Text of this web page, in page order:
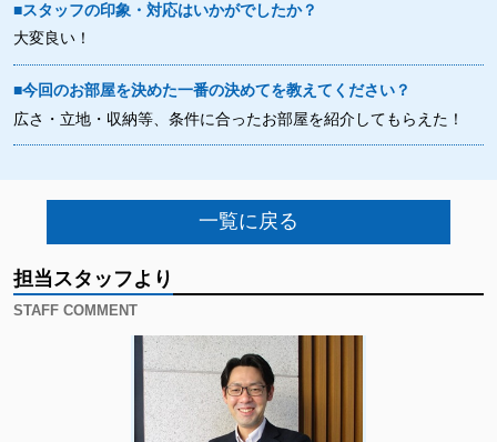
■スタッフの印象・対応はいかがでしたか？
大変良い！
■今回のお部屋を決めた一番の決めてを教えてください？
広さ・立地・収納等、条件に合ったお部屋を紹介してもらえた！
一覧に戻る
担当スタッフより
STAFF COMMENT